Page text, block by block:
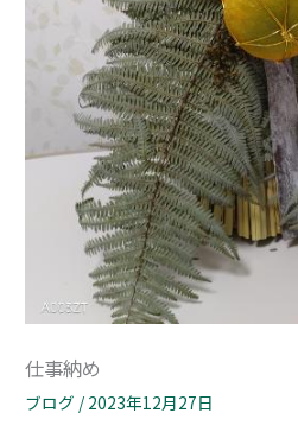
仕事納め
ブログ / 2023年12月27日